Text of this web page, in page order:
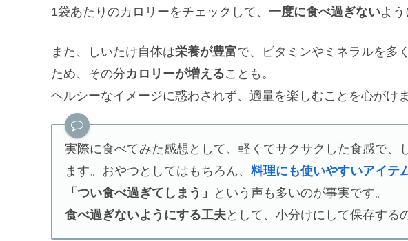
1袋あたりのカロリーをチェックして、 一度に食べ過ぎないよ
また、しいたけ自体は栄養が豊富で、ビタミンやミネラルを多
ため、その分カロリーが増えることも。
ヘルシーなイメージに惑わされず、適量を楽しむことを心がけま
実際に食べてみた感想として、軽くてサクサクした食感で、
ます。おやつとしてはもちろん、 料理にも使いやすいアイテ
「つい食べ過ぎてしまう」
という声も多いのが事実です。
食べ過ぎないようにする工夫として、小分けにして保存する